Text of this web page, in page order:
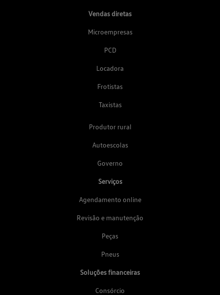
Vendas diretas
Microempresas
PCD
Locadora
Frotistas
Taxistas
Produtor rural
Autoescolas
Governo
Serviços
Agendamento online
Revisão e manutenção
Peças
Pneus
Soluções financeiras
Consórcio